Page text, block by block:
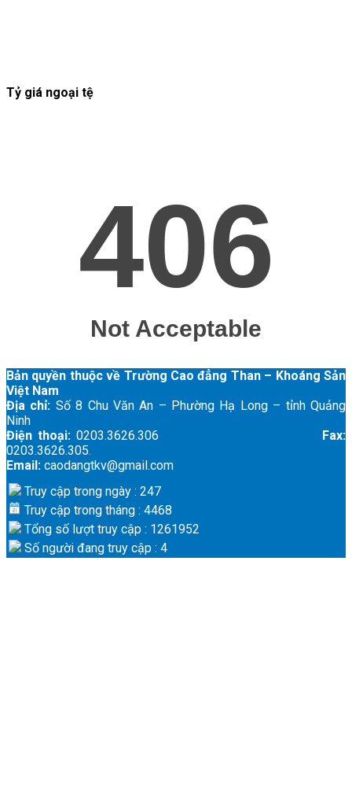
Tỷ giá ngoại tệ
Bản quyền thuộc về Trường Cao đẳng Than – Khoáng Sản
Việt Nam
Địa chỉ: Số 8 Chu Văn An – Phường Hạ Long – tỉnh Quảng
Ninh
Điện thoại: 0203.3626.306 Fax:
0203.3626.305.
Email: caodangtkv@gmail.com
Truy cập trong ngày : 247
Truy cập trong tháng : 4468
Tổng số lượt truy cập : 1261952
Số người đang truy cập : 4